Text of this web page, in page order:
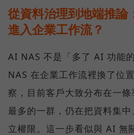
從資料治理到地端推論
進入企業工作流？
AI NAS 不是「多了 AI 功能
NAS 在企業工作流裡換了位
察，目前客戶大致分布在一
最多的一群，仍在把資料集
立權限。這一步看似與 AI 無